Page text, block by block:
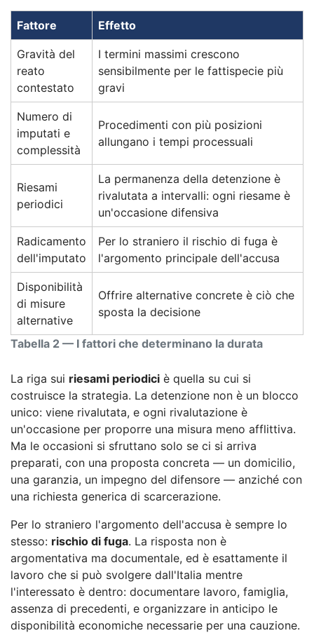
Tabella 2 — I fattori che determinano la durata
Fattore Effetto
Gravità del
reato
contestato
I termini massimi crescono
sensibilmente per le fattispecie più
gravi
Numero di
imputati e
complessità
Procedimenti con più posizioni
allungano i tempi processuali
Riesami
periodici
La permanenza della detenzione è
rivalutata a intervalli: ogni riesame è
un'occasione difensiva
Radicamento
dell'imputato
Per lo straniero il rischio di fuga è
l'argomento principale dell'accusa
Disponibilità
di misure
alternative
Offrire alternative concrete è ciò che
sposta la decisione
La riga sui riesami periodici è quella su cui si
costruisce la strategia. La detenzione non è un blocco
unico: viene rivalutata, e ogni rivalutazione è
un'occasione per proporre una misura meno afflittiva.
Ma le occasioni si sfruttano solo se ci si arriva
preparati, con una proposta concreta — un domicilio,
una garanzia, un impegno del difensore — anziché con
una richiesta generica di scarcerazione.
Per lo straniero l'argomento dell'accusa è sempre lo
stesso: rischio di fuga. La risposta non è
argomentativa ma documentale, ed è esattamente il
lavoro che si può svolgere dall'Italia mentre
l'interessato è dentro: documentare lavoro, famiglia,
assenza di precedenti, e organizzare in anticipo le
disponibilità economiche necessarie per una cauzione.